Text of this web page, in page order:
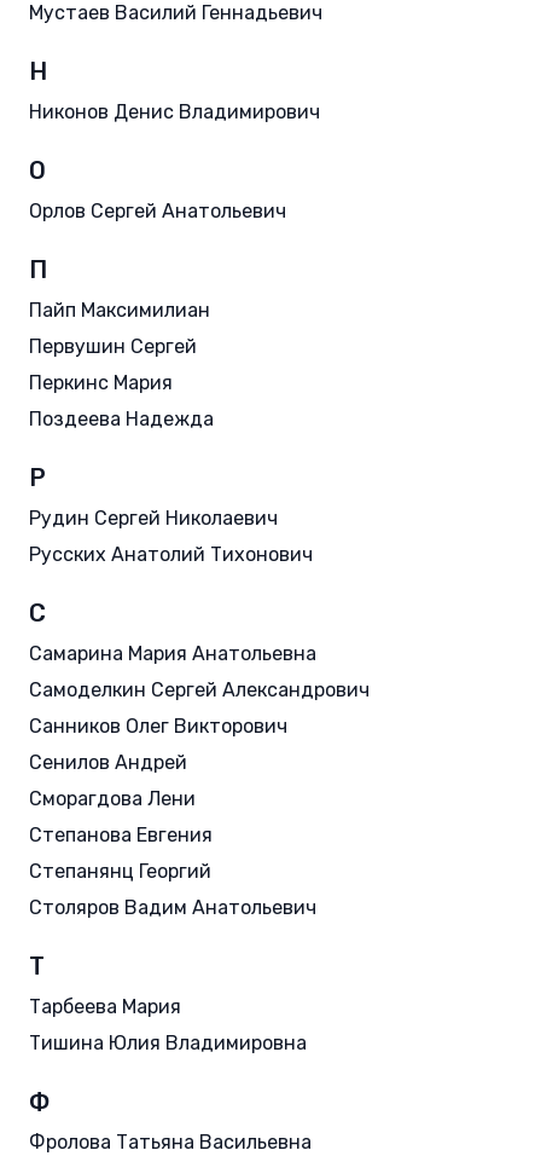
Мустаев Василий Геннадьевич
Н
Никонов Денис Владимирович
О
Орлов Сергей Анатольевич
П
Пайп Максимилиан
Первушин Сергей
Перкинс Мария
Поздеева Надежда
Р
Рудин Сергей Николаевич
Русских Анатолий Тихонович
С
Самарина Мария Анатольевна
Самоделкин Сергей Александрович
Санников Олег Викторович
Сенилов Андрей
Сморагдова Лени
Степанова Евгения
Степанянц Георгий
Столяров Вадим Анатольевич
Т
Тарбеева Мария
Тишина Юлия Владимировна
Ф
Фролова Татьяна Васильевна